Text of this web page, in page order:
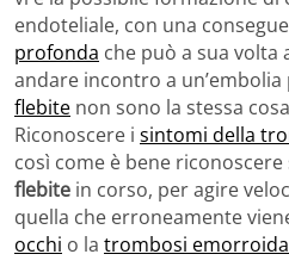
endoteliale, con una
profonda che può a sua
andare incontro a
flebite non sono la stessa
Riconoscere i sintomi della
così come è bene
flebite in corso, per agire
quella che erroneamente
occhi o la trombosi